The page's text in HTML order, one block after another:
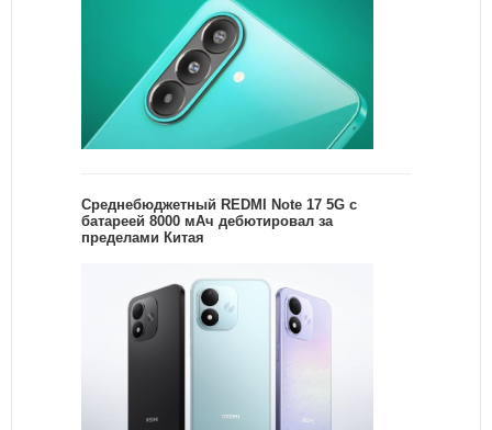
Среднебюджетный REDMI Note 17 5G с
батареей 8000 мАч дебютировал за
пределами Китая